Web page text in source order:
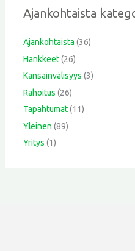
Ajankohtaista
Ajankohtaista (36)
Hankkeet(26)
Kansainvälisyys (3)
Rahoitus (26)
Tapahtumat(11)
Yleinen (89)
Yritys (1)